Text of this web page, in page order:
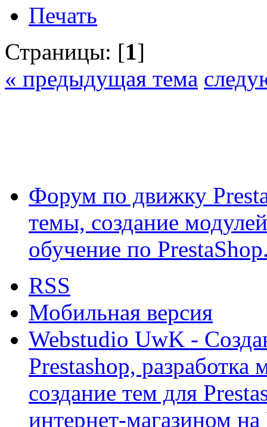
Печать
Страницы: [1]
« предыдущая тема
Форум по движку
темы, создание
обучение по
RSS
Мобильная версия
Webstudio UwK -
Prestashop, разработка
создание тем для
интернет-магазином на